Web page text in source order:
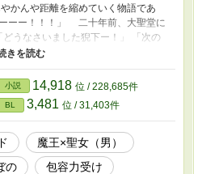
かんや距離を縮めていく物語であ
ー！！！」 二十年前、大聖堂に
うなさいました猊下ー！」 「次の
たよー！」 「…え？ それがどうか
どうしたんですかアンターー！」
女（男）として育ったステラ。十八
陥れる魔王討伐の旅に出る。 そ
終決戦。 なんと聖女ステラは己の
す事に成功し、世界に平和をもたら
、聖女は創造神リーベの気まぐれ
の友人を名乗る精霊の願いを聞
小説 14,918 位 / 228,685件
BL 3,481 位 / 31,403件
魔王×聖女（男）
の
包容力受け